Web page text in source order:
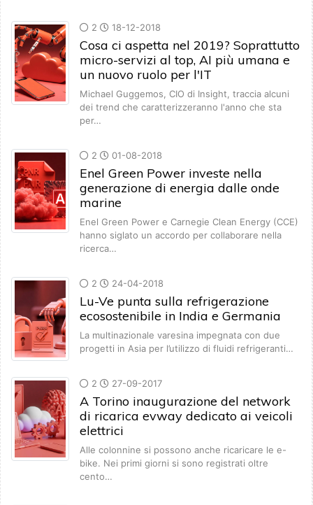
2 18-12-2018
Cosa ci aspetta nel 2019? Soprattutto
micro-servizi al top, AI più umana e
un nuovo ruolo per l'IT
Michael Guggemos, CIO di Insight, traccia alcuni
dei trend che caratterizzeranno l'anno che sta
per…
2 01-08-2018
Enel Green Power investe nella
generazione di energia dalle onde
marine
Enel Green Power e Carnegie Clean Energy (CCE)
hanno siglato un accordo per collaborare nella
ricerca…
2 24-04-2018
Lu-Ve punta sulla refrigerazione
ecosostenibile in India e Germania
La multinazionale varesina impegnata con due
progetti in Asia per l’utilizzo di fluidi refrigeranti…
2 27-09-2017
A Torino inaugurazione del network
di ricarica evway dedicato ai veicoli
elettrici
Alle colonnine si possono anche ricaricare le e-
bike. Nei primi giorni si sono registrati oltre
cento…